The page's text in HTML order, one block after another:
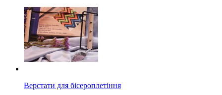
Верстати для бісероплетіння